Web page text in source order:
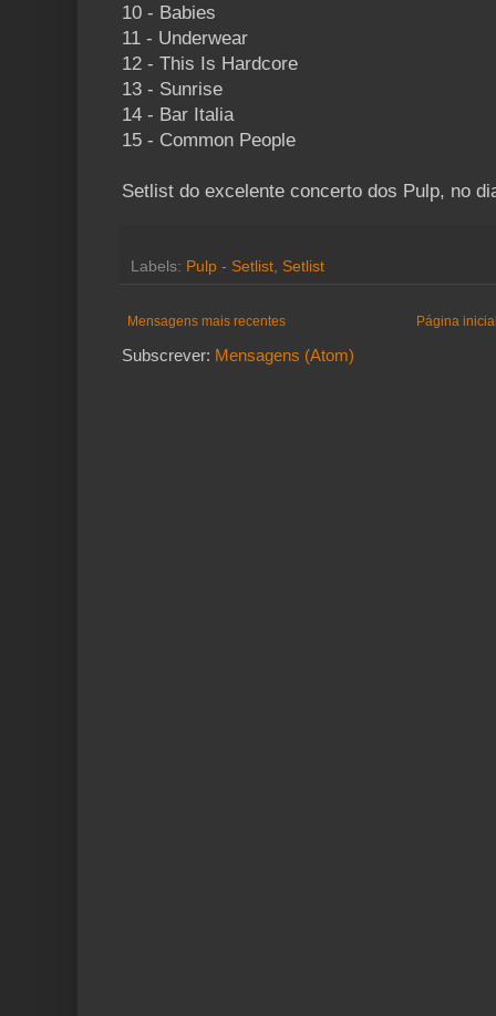
10 - Babies
11 - Underwear
12 - This Is Hardcore
13 - Sunrise
14 - Bar Italia
15 - Common People
Setlist do excelente concerto dos Pulp, no
Labels: Pulp - Setlist Setlist
Mensagens mais recentes Página
Subscrever: Mensagens (Atom)